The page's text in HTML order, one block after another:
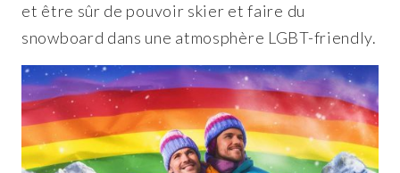
et être sûr de pouvoir skier et faire du
snowboard dans une atmosphère LGBT-friendly.